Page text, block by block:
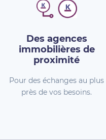
Des agences
immobilières de
proximité
Pour des échanges au plus
près de vos besoins.